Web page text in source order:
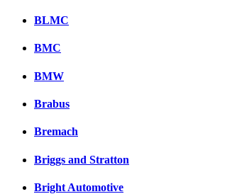
BLMC
BMC
BMW
Brabus
Bremach
Briggs and Stratton
Bright Automotive